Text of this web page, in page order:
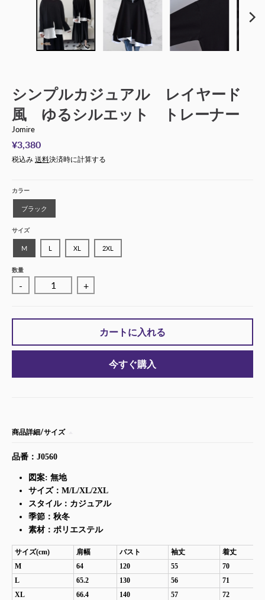
シンプルカジュアル レイヤード
風 ゆるシルエット トレーナー
Jomire
¥3,380
税込み 送料決済時に計算する
カラー
ブラック
サイズ
M L XL 2XL
数量
- +
カートに入れる
今すぐ購入
商品詳細/サイズ
品番：J0560
図案: 無地
サイズ：M/L/XL/2XL
スタイル：カジュアル
季節：秋冬
素材：ポリエステル
サイズ(cm) ​肩幅 バスト 袖丈
着丈
M
64 120 55
70
L
65.2 130 56
71
XL
66.4 140 57
72